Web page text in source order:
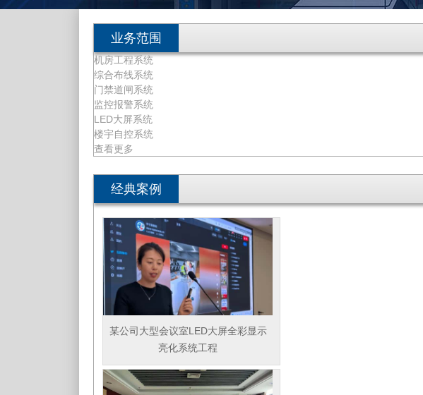
业务范围
机房工程系统
综合布线系统
门禁道闸系统
监控报警系统
LED大屏系统
楼宇自控系统
查看更多
经典案例
某公司大型会议室LED大屏全彩显示
亮化系统工程